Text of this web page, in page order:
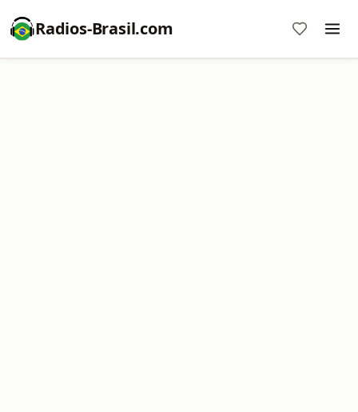
Radios-Brasil.com